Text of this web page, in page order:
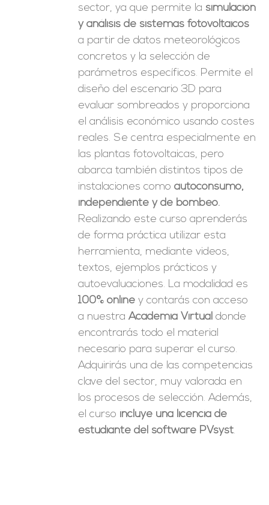
sector, ya que permite la simulación
y análisis de sistemas fotovoltaicos
a partir de datos meteorológicos
concretos y la selección de
parámetros específicos. Permite el
diseño del escenario 3D para
evaluar sombreados y proporciona
el análisis económico usando costes
reales. Se centra especialmente en
las plantas fotovoltaicas, pero
abarca también distintos tipos de
instalaciones comoautoconsumo,
independiente y de bombeo.
Realizando este curso aprenderás
de forma práctica utilizar esta
herramienta, mediante videos,
textos, ejemplos prácticos y
autoevaluaciones. La modalidad es
100% online y contarás con acceso
a nuestraAcademia Virtual donde
encontrarás todo el material
necesario para superar el curso.
Adquirirás una de las competencias
clave del sector, muy valorada en
los procesos de selección. Además,
el curso incluye una licencia de
estudiante del software PVsyst.